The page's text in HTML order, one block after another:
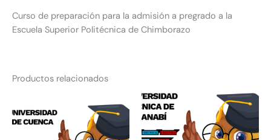
Curso de preparación para la admisión a pregrado a la
Escuela Superior Politécnica de Chimborazo
Productos relacionados